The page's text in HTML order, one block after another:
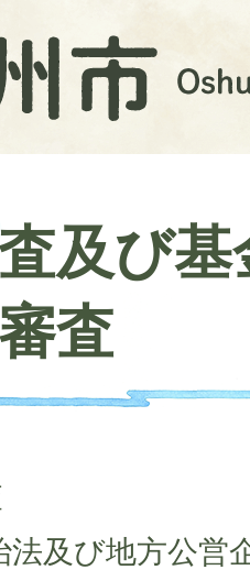
及び基
査
法及び地方公営